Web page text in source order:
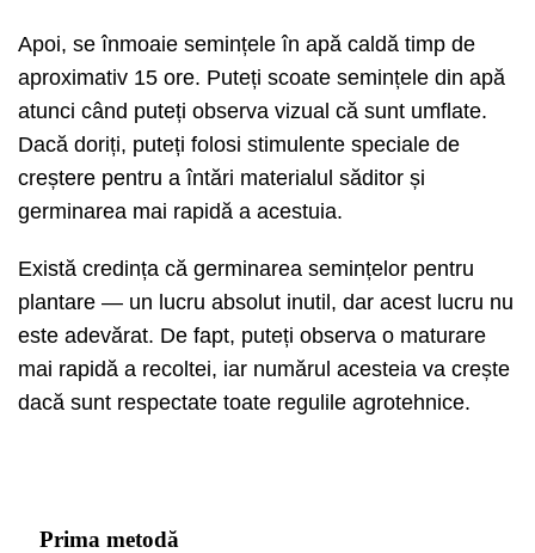
Apoi, se înmoaie semințele în apă caldă timp de
aproximativ 15 ore. Puteți scoate semințele din apă
atunci când puteți observa vizual că sunt umflate.
Dacă doriți, puteți folosi stimulente speciale de
creștere pentru a întări materialul săditor și
germinarea mai rapidă a acestuia.
Există credința că germinarea semințelor pentru
plantare — un lucru absolut inutil, dar acest lucru nu
este adevărat. De fapt, puteți observa o maturare
mai rapidă a recoltei, iar numărul acesteia va crește
dacă sunt respectate toate regulile agrotehnice.
Prima metodă